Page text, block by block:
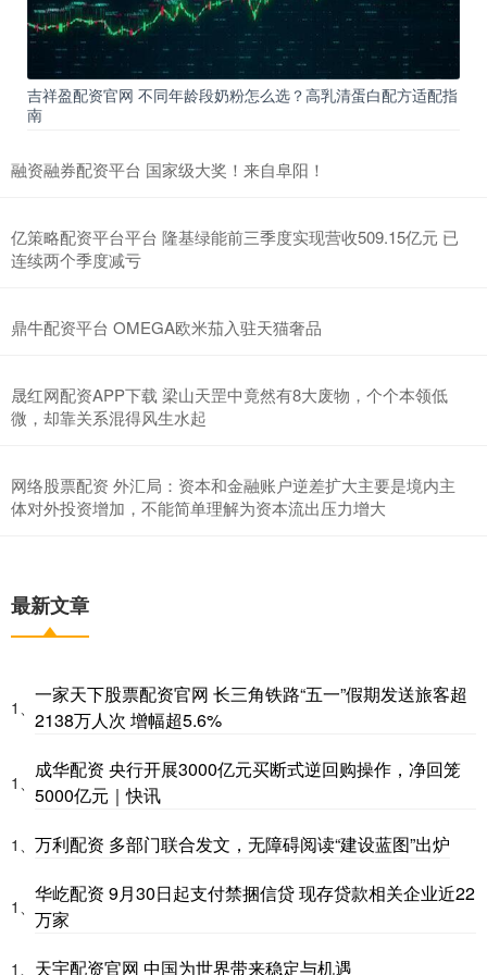
吉祥盈配资官网 不同年龄段奶粉怎么选？高乳清蛋白配方适配指
南
融资融券配资平台 国家级大奖！来自阜阳！
亿策略配资平台平台 隆基绿能前三季度实现营收509.15亿元 已
连续两个季度减亏
鼎牛配资平台 OMEGA欧米茄入驻天猫奢品
晟红网配资APP下载 梁山天罡中竟然有8大废物，个个本领低
微，却靠关系混得风生水起
网络股票配资 外汇局：资本和金融账户逆差扩大主要是境内主
体对外投资增加，不能简单理解为资本流出压力增大
最新文章
1、
一家天下股票配资官网 长三角铁路“五一”假期发送旅客超
2138万人次 增幅超5.6%
1、
成华配资 央行开展3000亿元买断式逆回购操作，净回笼
5000亿元｜快讯
1、 万利配资 多部门联合发文，无障碍阅读“建设蓝图”出炉
1、
华屹配资 9月30日起支付禁捆信贷 现存贷款相关企业近22
万家
1、 天宇配资官网 中国为世界带来稳定与机遇